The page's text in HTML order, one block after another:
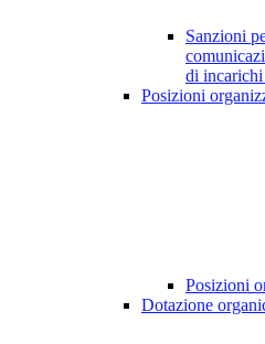
Sanzioni
di
Posizioni
Posizioni
Dotazione